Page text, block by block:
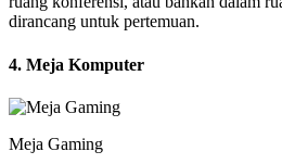
dirancang untuk pertemuan.
4. Meja Komputer
Meja Gaming